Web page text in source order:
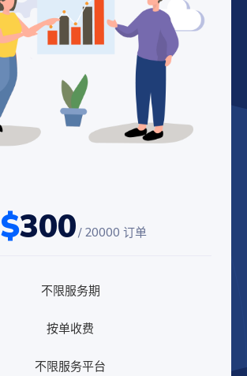
$300/ 20000 订单
不限服务期
按单收费
不限服务平台